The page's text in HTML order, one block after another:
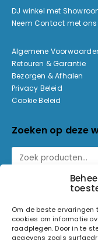
Om de beste ervaringen
cookies om informatie
raadplegen. Door in te
gegevens zoals
DJ winkel met
Neem Contact met
Algemene
Retouren & Garantie
Bezorgen & Afhalen
Privacy Beleid
Cookie Beleid
Zoeken op deze